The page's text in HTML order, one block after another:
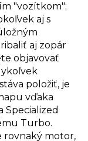
"vozítkom";
aj s
aj zopár
objavovať
položiť, je
vďaka
Turbo.
rovnaký motor,